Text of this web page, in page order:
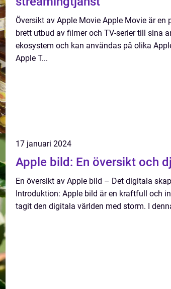
Översikt av Apple Movie Apple Movie är
brett utbud av filmer och TV-serier till sina
ekosystem och kan användas på olika
Apple T...
17 januari 2024
Apple bild: En översikt och
En översikt av Apple bild – Det digitala
Introduktion: Apple bild är en kraftfull och
tagit den digitala världen med storm. I